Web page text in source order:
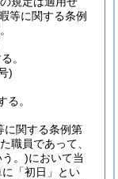
等に関する条例
。
)
る。
に関する条例第
職員であって、
。)において当
「初日」とい